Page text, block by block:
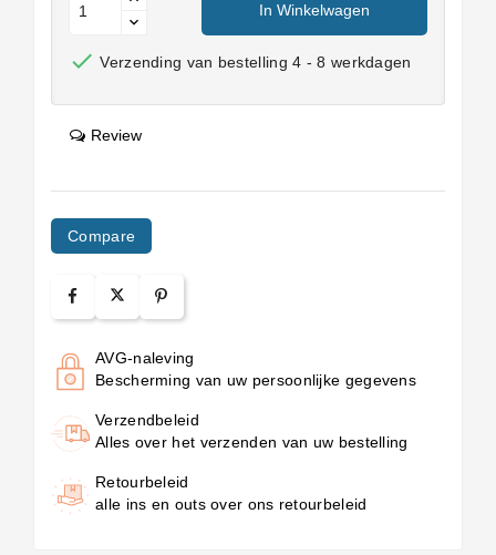
In Winkelwagen
 Verzending van bestelling 4 - 8 werkdagen
Review
Compare
AVG-naleving
Bescherming van uw persoonlijke gegevens
Verzendbeleid
Alles over het verzenden van uw bestelling
Retourbeleid
alle ins en outs over ons retourbeleid